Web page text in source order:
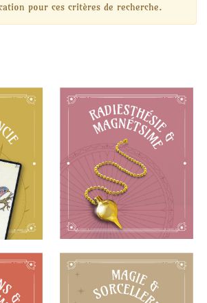
pour ces critères de recherche.